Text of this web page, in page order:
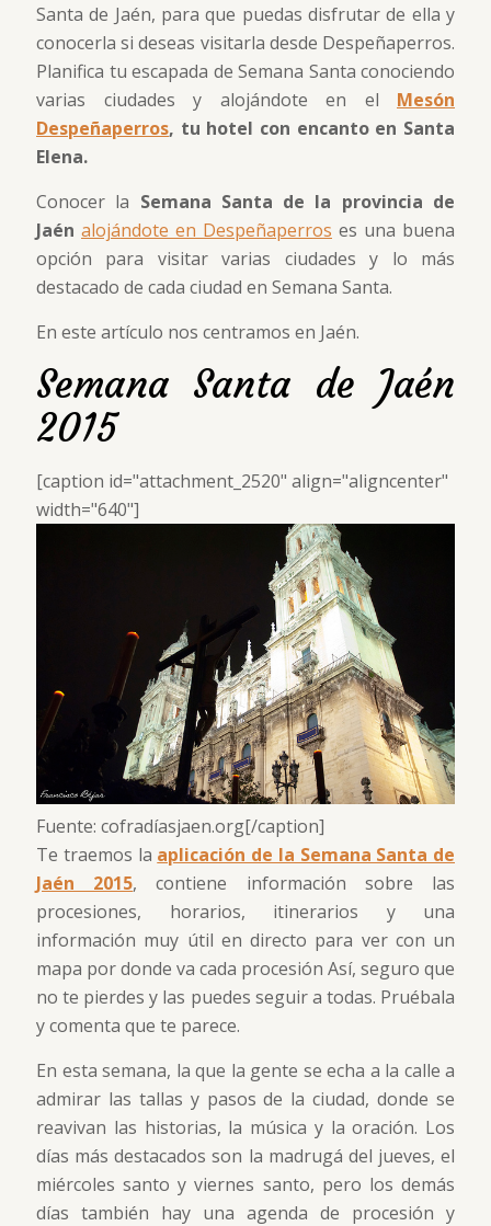
Santa de Jaén, para que puedas disfrutar de ella y
conocerla si deseas visitarla desde Despeñaperros.
Planifica tu escapada de Semana Santa conociendo
varias ciudades y alojándote en el Mesón
Despeñaperros, tu hotel con encanto en Santa
Elena.
Conocer la Semana Santa de la provincia de
Jaén alojándote en Despeñaperros es una buena
opción para visitar varias ciudades y lo más
destacado de cada ciudad en Semana Santa.
En este artículo nos centramos en Jaén.
Semana Santa de Jaén
2015
[caption id="attachment_2520" align="aligncenter"
width="640"]
Fuente: cofradíasjaen.org[/caption]
Te traemos la aplicación de la Semana Santa de
Jaén 2015, contiene información sobre las
procesiones, horarios, itinerarios y una
información muy útil en directo para ver con un
mapa por donde va cada procesión Así, seguro que
no te pierdes y las puedes seguir a todas. Pruébala
y comenta que te parece.
En esta semana, la que la gente se echa a la calle a
admirar las tallas y pasos de la ciudad, donde se
reavivan las historias, la música y la oración. Los
días más destacados son la madrugá del jueves, el
miércoles santo y viernes santo, pero los demás
días también hay una agenda de procesión y